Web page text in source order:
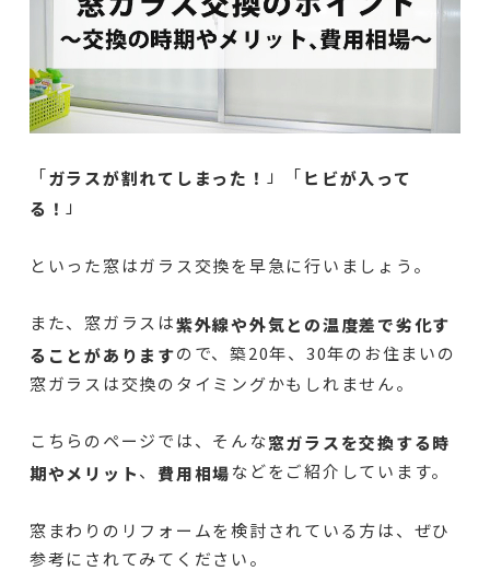
「ガラスが割れてしまった！ 」「ヒビが入って
る！」
といった窓はガラス交換を早急に行いましょう。
また、窓ガラスは紫外線や外気との温度差で劣化す
ることがありますので、築20年、30年のお住まいの
窓ガラスは交換のタイミングかもしれません。
こちらのページでは、そんな窓ガラスを交換する時
期やメリット、費用相場などをご紹介しています。
窓まわりのリフォームを検討されている方は、ぜひ
参考にされてみてください。